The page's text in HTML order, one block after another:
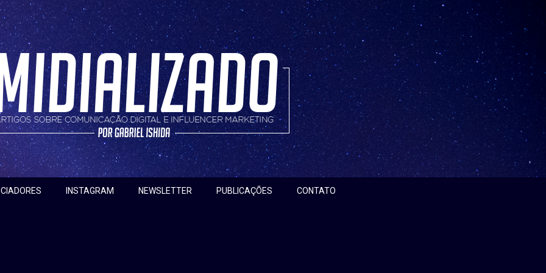
INSTAGRAM NEWSLETTER PUBLICAÇÕES CONTATO
marketing